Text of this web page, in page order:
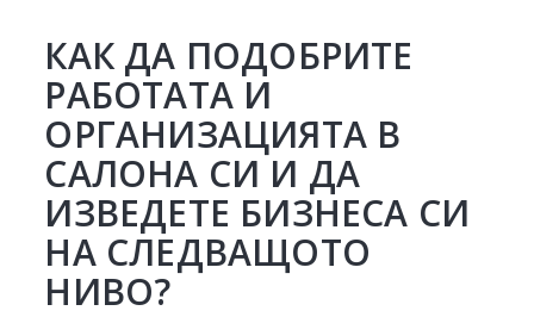
КАК ДА ПОДОБРИТЕ
РАБОТАТА И
ОРГАНИЗАЦИЯТА В
САЛОНА СИ И ДА
ИЗВЕДЕТЕ БИЗНЕСА СИ
НА СЛЕДВАЩОТО
НИВО?